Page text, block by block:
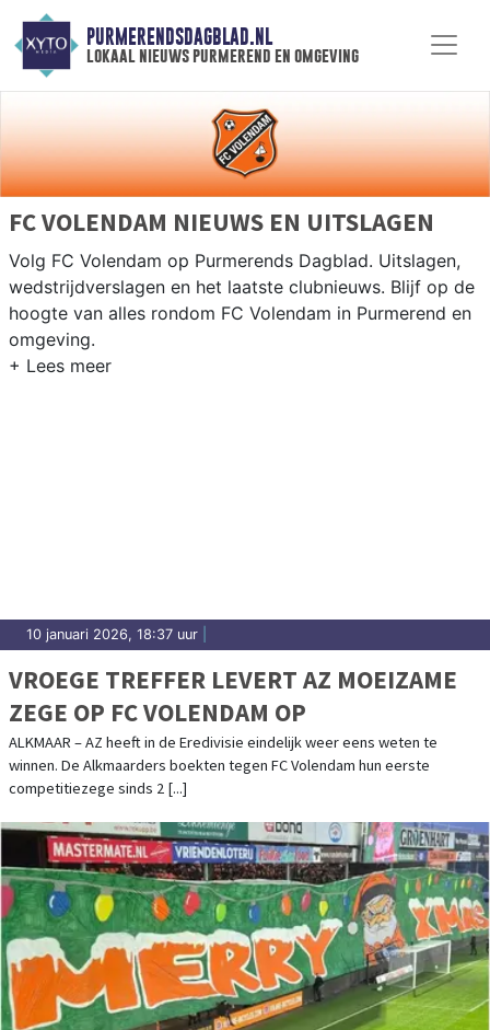
PURMERENDSDAGBLAD.NL
lokaal nieuws purmerend en omgeving
FC VOLENDAM NIEUWS EN UITSLAGEN
Volg FC Volendam op Purmerends Dagblad. Uitslagen,
wedstrijdverslagen en het laatste clubnieuws. Blijf op de
hoogte van alles rondom FC Volendam in Purmerend en
omgeving.
10 januari 2026, 18:37 uur
VROEGE TREFFER LEVERT AZ MOEIZAME
ZEGE OP FC VOLENDAM OP
ALKMAAR – AZ heeft in de Eredivisie eindelijk weer eens weten te
winnen. De Alkmaarders boekten tegen FC Volendam hun eerste
competitiezege sinds 2 [...]